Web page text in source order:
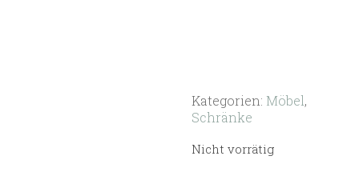
Kategorien: Möbel,
Schränke
Nicht vorrätig